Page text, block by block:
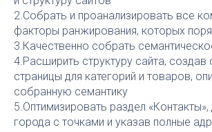
2.Собрать и проанализировать все
факторы ранжирования, которых
3.Качественно собрать
4.Расширить структуру сайта, создав
страницы для категорий и товаров,
собранную семантику
5.Оптимизировать раздел
города с точками и указав полные